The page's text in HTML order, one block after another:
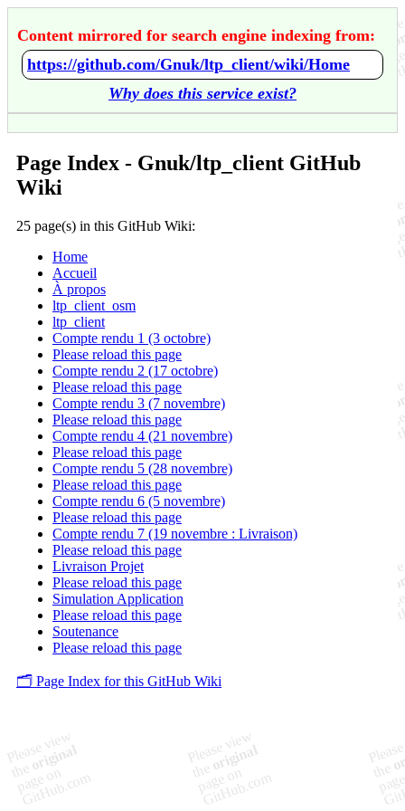
Content mirrored for search engine indexing from:
https://github.com/Gnuk/ltp_client/wiki/Home
Why does this service exist?
Page Index - Gnuk/ltp_client GitHub
Wiki
25 page(s) in this GitHub Wiki:
Home
Accueil
À propos
ltp_client_osm
ltp_client
Compte rendu 1 (3 octobre)
Please reload this page
Compte rendu 2 (17 octobre)
Please reload this page
Compte rendu 3 (7 novembre)
Please reload this page
Compte rendu 4 (21 novembre)
Please reload this page
Compte rendu 5 (28 novembre)
Please reload this page
Compte rendu 6 (5 novembre)
Please reload this page
Compte rendu 7 (19 novembre : Livraison)
Please reload this page
Livraison Projet
Please reload this page
Simulation Application
Please reload this page
Soutenance
Please reload this page
🗂️ Page Index for this GitHub Wiki